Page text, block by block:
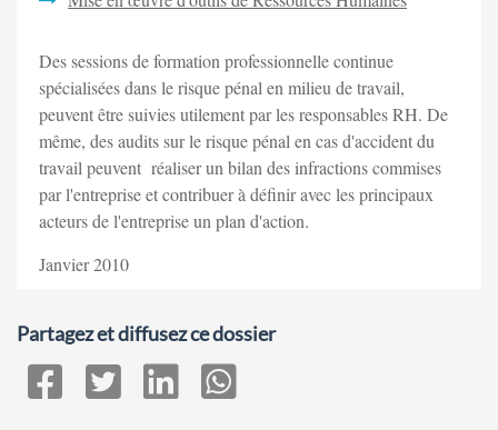
Des sessions de formation professionnelle continue
spécialisées dans le risque pénal en milieu de travail,
peuvent être suivies utilement par les responsables RH. De
même, des audits sur le risque pénal en cas d'accident du
travail peuvent réaliser un bilan des infractions commises
par l'entreprise et contribuer à définir avec les principaux
acteurs de l'entreprise un plan d'action.
Janvier 2010
Partagez et diffusez ce dossier